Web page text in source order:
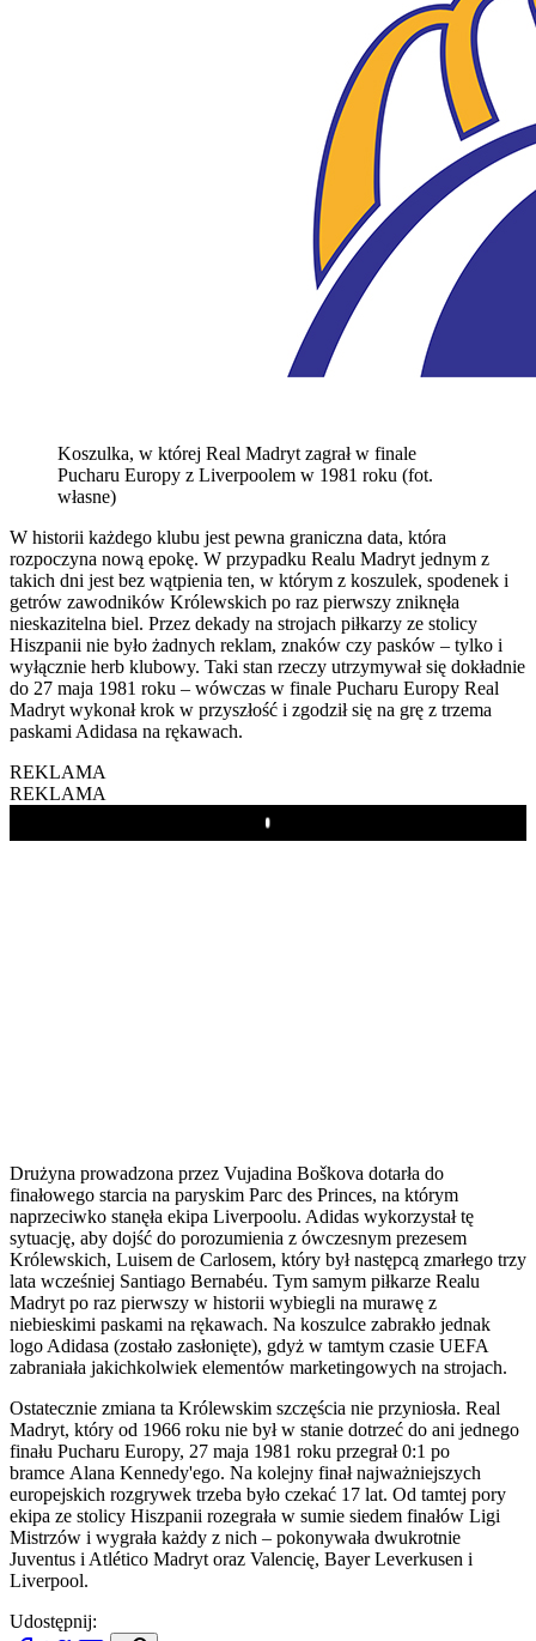
Koszulka, w której Real Madryt zagrał w finale
Pucharu Europy z Liverpoolem w 1981 roku (fot.
własne)
W historii każdego klubu jest pewna graniczna data, która
rozpoczyna nową epokę. W przypadku Realu Madryt jednym z
takich dni jest bez wątpienia ten, w którym z koszulek, spodenek i
getrów zawodników Królewskich po raz pierwszy zniknęła
nieskazitelna biel. Przez dekady na strojach piłkarzy ze stolicy
Hiszpanii nie było żadnych reklam, znaków czy pasków – tylko i
wyłącznie herb klubowy. Taki stan rzeczy utrzymywał się dokładnie
do 27 maja 1981 roku – wówczas w finale Pucharu Europy Real
Madryt wykonał krok w przyszłość i zgodził się na grę z trzema
paskami Adidasa na rękawach.
REKLAMA
REKLAMA
Play
Drużyna prowadzona przez Vujadina Boškova dotarła do
finałowego starcia na paryskim Parc des Princes, na którym
naprzeciwko stanęła ekipa Liverpoolu. Adidas wykorzystał tę
sytuację, aby dojść do porozumienia z ówczesnym prezesem
Królewskich, Luisem de Carlosem, który był następcą zmarłego trzy
lata wcześniej Santiago Bernabéu. Tym samym piłkarze Realu
Madryt po raz pierwszy w historii wybiegli na murawę z
niebieskimi paskami na rękawach. Na koszulce zabrakło jednak
logo Adidasa (zostało zasłonięte), gdyż w tamtym czasie UEFA
zabraniała jakichkolwiek elementów marketingowych na strojach.
Ostatecznie zmiana ta Królewskim szczęścia nie przyniosła. Real
Madryt, który od 1966 roku nie był w stanie dotrzeć do ani jednego
finału Pucharu Europy, 27 maja 1981 roku przegrał 0:1 po
bramce Alana Kennedy'ego. Na kolejny finał najważniejszych
europejskich rozgrywek trzeba było czekać 17 lat. Od tamtej pory
ekipa ze stolicy Hiszpanii rozegrała w sumie siedem finałów Ligi
Mistrzów i wygrała każdy z nich – pokonywała dwukrotnie
Juventus i Atlético Madryt oraz Valencię, Bayer Leverkusen i
Liverpool.
Udostępnij: